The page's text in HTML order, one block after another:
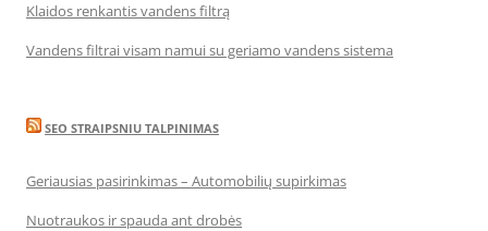
Klaidos renkantis vandens filtrą
Vandens filtrai visam namui su geriamo vandens sistema
SEO STRAIPSNIU TALPINIMAS
Geriausias pasirinkimas – Automobilių supirkimas
Nuotraukos ir spauda ant drobės